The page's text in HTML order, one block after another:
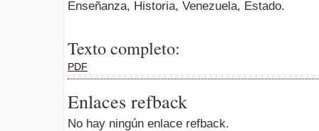
Enseñanza, Historia, Venezuela, Estado.
Texto completo:
PDF
Enlaces refback
No hay ningún enlace refback.